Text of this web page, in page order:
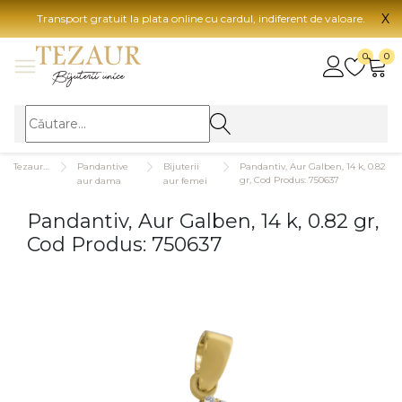
Transport gratuit la plata online cu cardul, indiferent de valoare. X
0 0
BIJUTERII
BIJUTERII FEMEI
Inele
Bratari
Pandantive
aur dama
Bijuterii
aur femei
Pandantiv, Aur Galben, 14 k, 0.82
gr, Cod Produs: 750637
Pandantiv, Aur Galben, 14 k, 0.82 gr,
Cod Produs: 750637